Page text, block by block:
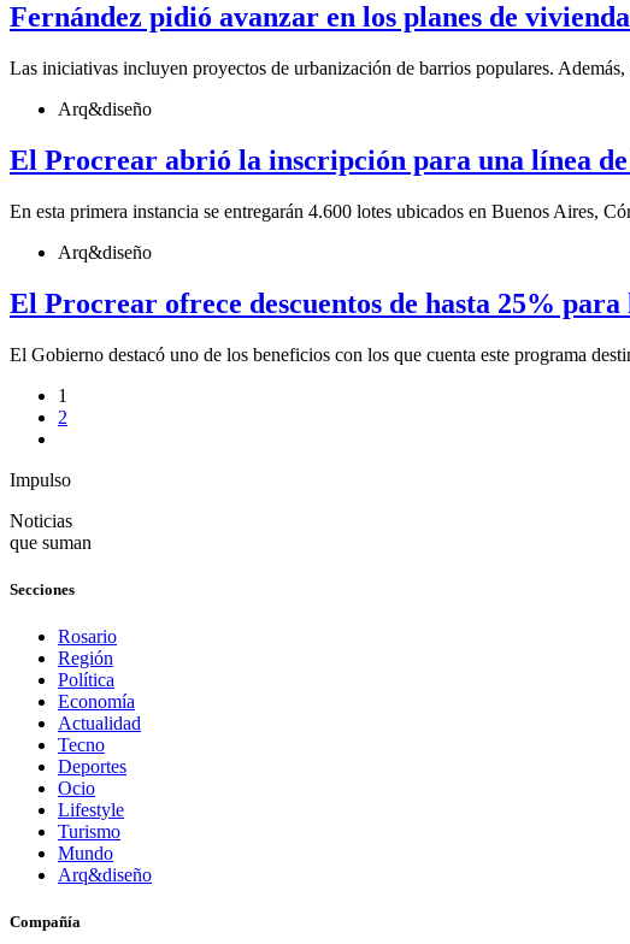
Fernández pidió avanzar en los planes de
Las iniciativas incluyen proyectos de urbanización de barrios populares.
Arq&diseño
El Procrear abrió la inscripción para una línea
En esta primera instancia se entregarán 4.600 lotes ubicados en Buenos Aires,
Arq&diseño
El Procrear ofrece descuentos de hasta 25%
El Gobierno destacó uno de los beneficios con los que cuenta este programa
1
2
Impulso
Noticias
que suman
Secciones
Rosario
Región
Política
Economía
Actualidad
Tecno
Deportes
Ocio
Lifestyle
Turismo
Mundo
Arq&diseño
Compañía